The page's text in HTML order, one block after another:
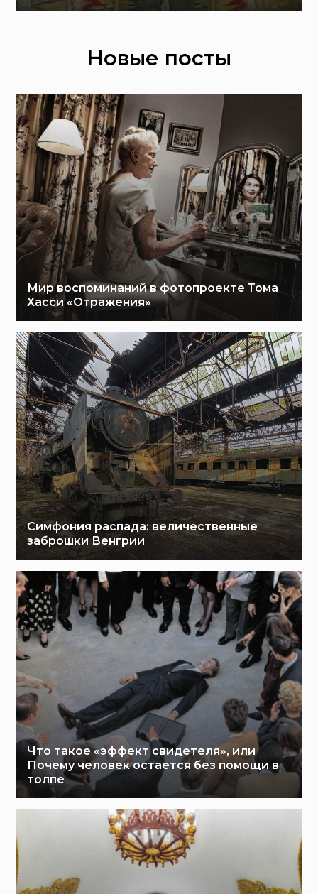
Новые посты
Мир воспоминаний в фотопроекте Тома
Хасси «Отражения»
Симфония распада: величественные
заброшки Венгрии
Что такое «эффект свидетеля», или
Почему человек остается без помощи в
толпе